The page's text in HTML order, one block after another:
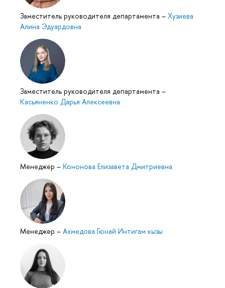
Заместитель руководителя департамента – Хузиева
Алина Эдуардовна
Заместитель руководителя департамента –
Касьяненко Дарья Алексеевна
Менеджер – Кононова Елизавета Дмитриевна
Менеджер – Ахмедова Гюнай Интигам кызы